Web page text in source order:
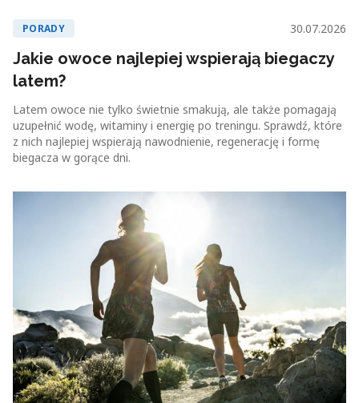
PORADY 30.07.2026
Jakie owoce najlepiej wspierają biegaczy
latem?
Latem owoce nie tylko świetnie smakują, ale także pomagają
uzupełnić wodę, witaminy i energię po treningu. Sprawdź, które
z nich najlepiej wspierają nawodnienie, regenerację i formę
biegacza w gorące dni.